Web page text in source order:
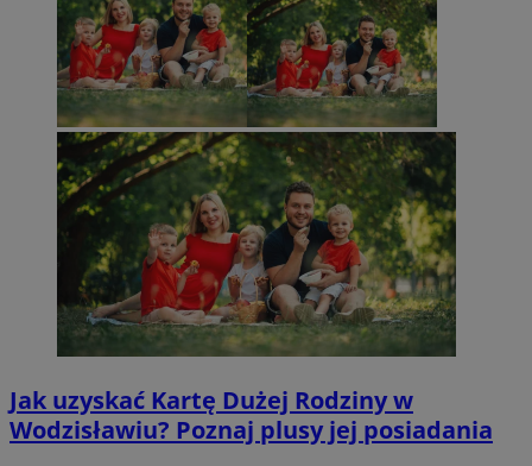
Jak uzyskać Kartę Dużej Rodziny w
Wodzisławiu? Poznaj plusy jej posiadania